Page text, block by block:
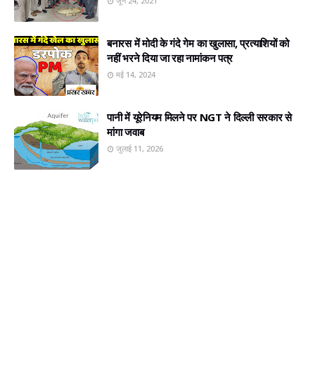
बनारस में मोदी के गंदे गेम का खुलासा, प्रत्‍याशियों को
नहीं भरने दिया जा रहा नामांकन पत्र
मई 14, 2024
पानी में यूरेनियम मिलने पर NGT ने दिल्ली सरकार से
मांगा जवाब
जुलाई 11, 2026